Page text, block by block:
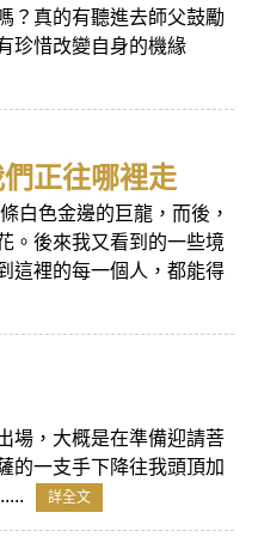
？真的有聽進去師父鼓勵
珍惜改變自身的機緣
正往哪裡走
白色金邊的巨龍，而後，
。後來我又看到的一些境
這裡的每一個人，都能得
場，大概是在準備迎請菩
的一支手下降往我頭頂加
詳全文